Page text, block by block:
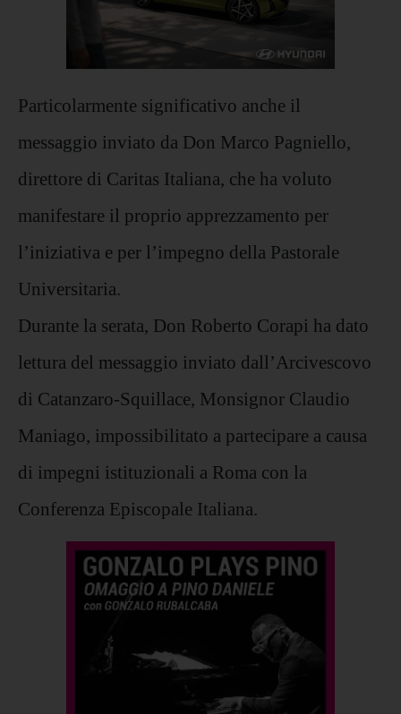
Particolarmente significativo anche il
messaggio inviato da Don Marco Pagniello,
direttore di Caritas Italiana, che ha voluto
manifestare il proprio apprezzamento per
l’iniziativa e per l’impegno della Pastorale
Universitaria.
Durante la serata, Don Roberto Corapi ha dato
lettura del messaggio inviato dall’Arcivescovo
di Catanzaro-Squillace, Monsignor Claudio
Maniago, impossibilitato a partecipare a causa
di impegni istituzionali a Roma con la
Conferenza Episcopale Italiana.